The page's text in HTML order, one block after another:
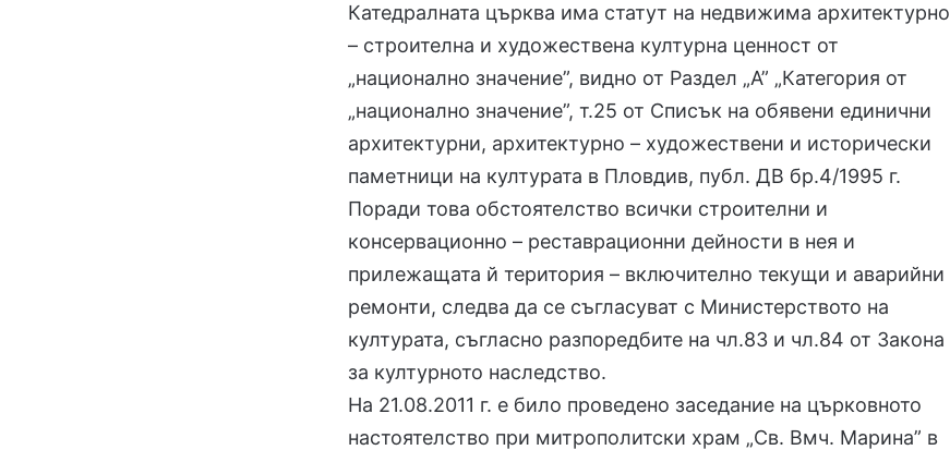
Катедралната църква има статут на недвижима архитектурно
– строителна и художествена културна ценност от
„национално значение”, видно от Раздел „А” „Категория от
„национално значение”, т.25 от Списък на обявени единични
архитектурни, архитектурно – художествени и исторически
паметници на културата в Пловдив, публ. ДВ бр.4/1995 г.
Поради това обстоятелство всички строителни и
консервационно – реставрационни дейности в нея и
прилежащата й територия – включително текущи и аварийни
ремонти, следва да се съгласуват с Министерството на
културата, съгласно разпоредбите на чл.83 и чл.84 от Закона
за културното наследство.
На 21.08.2011 г. е било проведено заседание на църковното
настоятелство при митрополитски храм „Св. Вмч. Марина” в